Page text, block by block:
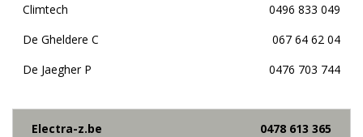
Climtech
0496 833 049
De Gheldere C
067 64 62 04
De Jaegher P
0476 703 744
Electra-z.be 0478 613 365